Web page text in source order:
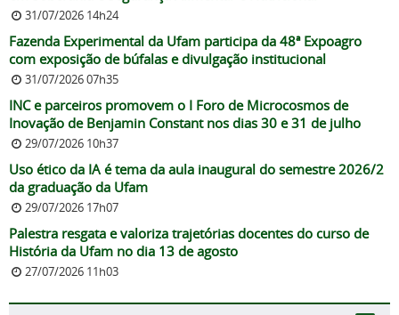
31/07/2026 14h24
Fazenda Experimental da Ufam participa da 48ª Expoagro
com exposição de búfalas e divulgação institucional
31/07/2026 07h35
INC e parceiros promovem o I Foro de Microcosmos de
Inovação de Benjamin Constant nos dias 30 e 31 de julho
29/07/2026 10h37
Uso ético da IA é tema da aula inaugural do semestre 2026/2
da graduação da Ufam
29/07/2026 17h07
Palestra resgata e valoriza trajetórias docentes do curso de
História da Ufam no dia 13 de agosto
27/07/2026 11h03